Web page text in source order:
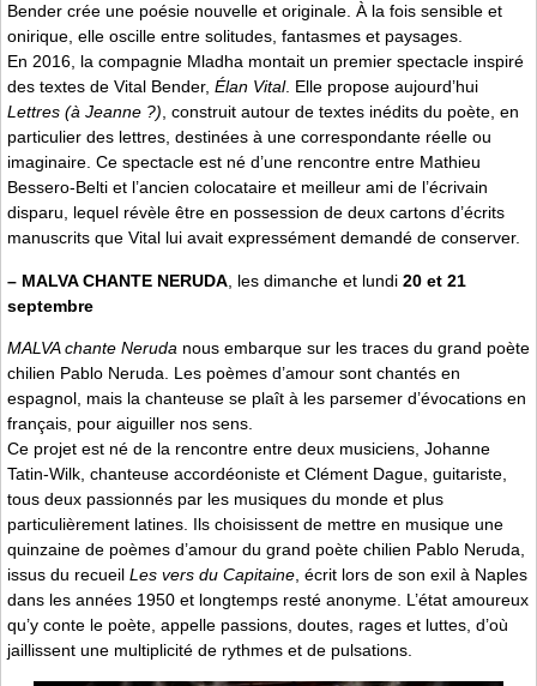
Bender crée une poésie nouvelle et originale. À la fois sensible et
onirique, elle oscille entre solitudes, fantasmes et paysages.
En 2016, la compagnie Mladha montait un premier spectacle inspiré
des textes de Vital Bender, Élan Vital. Elle propose aujourd’hui
Lettres (à Jeanne ?), construit autour de textes inédits du poète, en
particulier des lettres, destinées à une correspondante réelle ou
imaginaire. Ce spectacle est né d’une rencontre entre Mathieu
Bessero-Belti et l’ancien colocataire et meilleur ami de l’écrivain
disparu, lequel révèle être en possession de deux cartons d’écrits
manuscrits que Vital lui avait expressément demandé de conserver.
– MALVA CHANTE NERUDA , les dimanche et lundi 20 et 21
septembre
MALVA chante Neruda nous embarque sur les traces du grand poète
chilien Pablo Neruda. Les poèmes d’amour sont chantés en
espagnol, mais la chanteuse se plaît à les parsemer d’évocations en
français, pour aiguiller nos sens.
Ce projet est né de la rencontre entre deux musiciens, Johanne
Tatin-Wilk, chanteuse accordéoniste et Clément Dague, guitariste,
tous deux passionnés par les musiques du monde et plus
particulièrement latines. Ils choisissent de mettre en musique une
quinzaine de poèmes d’amour du grand poète chilien Pablo Neruda,
issus du recueil Les vers du Capitaine , écrit lors de son exil à Naples
dans les années 1950 et longtemps resté anonyme. L’état amoureux
qu’y conte le poète, appelle passions, doutes, rages et luttes, d’où
jaillissent une multiplicité de rythmes et de pulsations.